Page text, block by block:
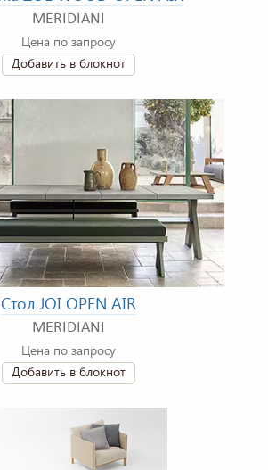
MERIDIANI
Цена по запросу
Добавить в блокнот
Стол JOI OPEN AIR
MERIDIANI
Цена по запросу
Добавить в блокнот